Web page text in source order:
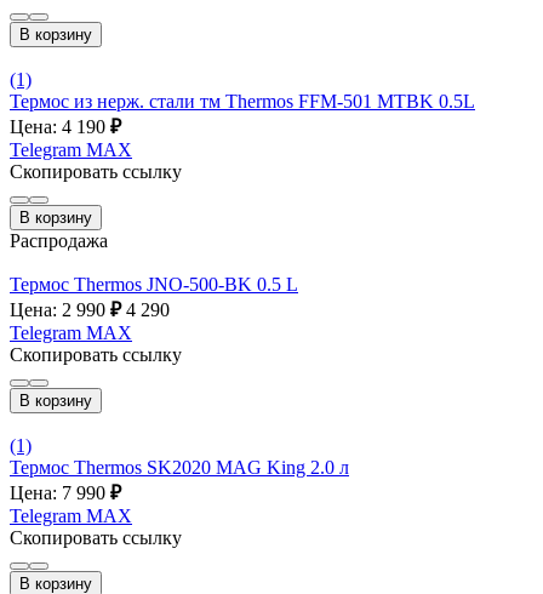
В корзину
(1)
Термос из нерж. стали тм Thermos FFM-501 MTBK 0.5L
Цена: 4 190 ₽
Telegram MAX
Скопировать ссылку
В корзину
Распродажа
Термос Thermos JNO-500-BK 0.5 L
Цена: 2 990 ₽ 4 290
Telegram MAX
Скопировать ссылку
В корзину
(1)
Термос Thermos SK2020 MAG King 2.0 л
Цена: 7 990 ₽
Telegram MAX
Скопировать ссылку
В корзину